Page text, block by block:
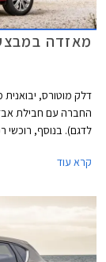
מאזדה במבצע -
דלק מוטורס,
התצוגה של מאזדה
קרא עוד